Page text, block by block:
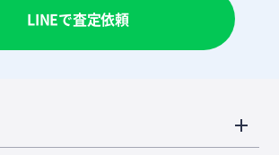
LINEで査定依頼